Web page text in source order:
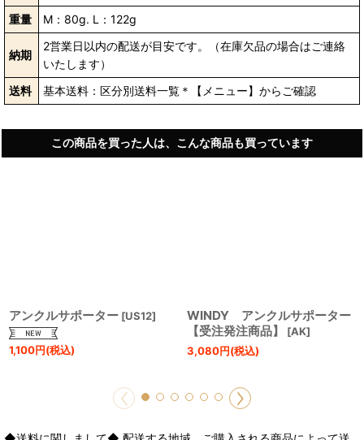
重量
M：80g. L：122g
納期
2営業日以内の配送が目安です。（在庫欠品の場合はご連絡
いたします）
送料
基本送料：区分別送料一覧＊【メニュー】からご確認
この商品を買った人は、こんな商品も買っています
アンクルサポーター [US12]
1,100円(税込)
WINDY アンクルサポーター
【受注発注商品】
[AK]
3,080円(税込)